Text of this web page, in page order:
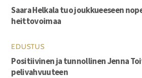
Saara Helkala tuo joukkueeseen
heittovoimaa
EDUSTUS
Positiivinen ja tunnollinen Jenna
pelivahvuuteen